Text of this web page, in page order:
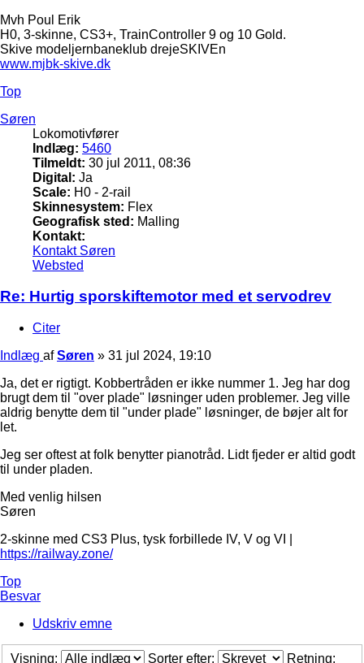
Mvh Poul Erik
H0, 3-skinne, CS3+, TrainController 9 og 10 Gold.
Skive modeljernbaneklub drejeSKIVEn
www.mjbk-skive.dk
Top
Søren
Lokomotivfører
Indlæg: 5460
Tilmeldt: 30 jul 2011, 08:36
Digital: Ja
Scale: H0 - 2-rail
Skinnesystem: Flex
Geografisk sted: Malling
Kontakt:
Kontakt Søren
Websted
Re: Hurtig sporskiftemotor med et servodrev
Citer
Indlæg afSøren » 31 jul 2024, 19:10
Ja, det er rigtigt. Kobbertråden er ikke nummer 1. Jeg har dog
brugt dem til "over plade" løsninger uden problemer. Jeg ville
aldrig benytte dem til "under plade" løsninger, de bøjer alt for
let.
Jeg ser oftest at folk benytter pianotråd. Lidt fjeder er altid godt
til under pladen.
Med venlig hilsen
Søren
2-skinne med CS3 Plus, tysk forbillede IV, V og VI |
https://railway.zone/
Top
Besvar
Udskriv emne
Visning: Sorter efter: Retning: